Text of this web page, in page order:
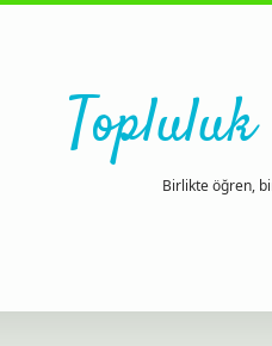
Birlikte öğren,